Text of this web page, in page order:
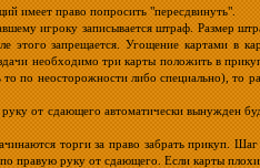
имеет право попросить "пересдвинуть".
игроку записывается штраф. Размер
этого запрещается. Угощение картами в
необходимо три карты положить в
то по неосторожности либо специально),
от сдающего автоматически вынужден
торги за право забрать прикуп.
правую руку от сдающего. Если карты